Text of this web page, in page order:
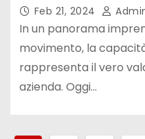
Feb 21, 2024
In un panorama
movimento, la
rappresenta il vero
azienda. Oggi…